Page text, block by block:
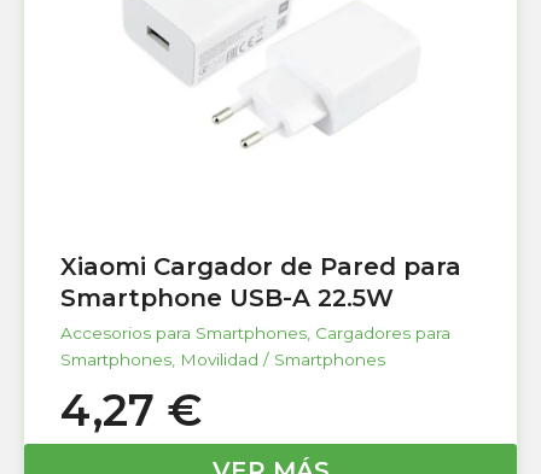
Xiaomi Cargador de Pared para
Smartphone USB-A 22.5W
Accesorios para Smartphones, Cargadores para
Smartphones, Movilidad / Smartphones
4,27 €